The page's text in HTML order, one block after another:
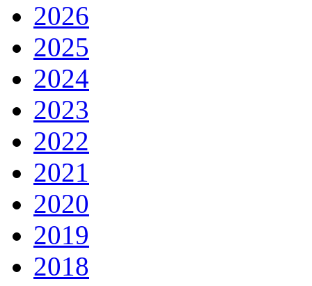
2026
2025
2024
2023
2022
2021
2020
2019
2018